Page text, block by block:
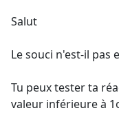
Salut
Le souci n'est-il pas
Tu peux tester ta
valeur inférieure à